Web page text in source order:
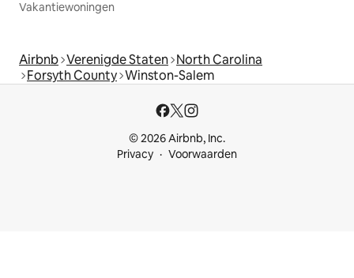
Vakantiewoningen
Airbnb Verenigde Staten North Carolina
Forsyth County Winston-Salem
© 2026 Airbnb, Inc.
Privacy
Voorwaarden